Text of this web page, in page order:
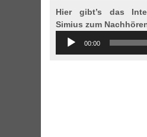
Hier gibt’s das
Simius zum
Audio
Player
00:00